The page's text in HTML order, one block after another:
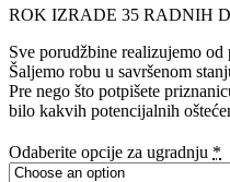
ROK IZRADE 35 RADNIH
Sve porudžbine realizujemo od
Šaljemo robu u savršenom
Pre nego što potpišete
bilo kakvih potencijalnih
Odaberite opcije za ugradnju *